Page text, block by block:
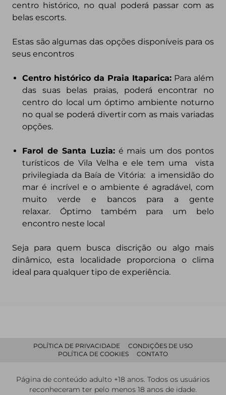
centro histórico, no qual poderá passar com as
belas escorts.
Estas são algumas das opções disponíveis para os
seus encontros
Centro histórico da Praia Itaparica: Para além
das suas belas praias, poderá encontrar no
centro do local um óptimo ambiente noturno
no qual se poderá divertir com as mais variadas
opções.
Farol de Santa Luzia:é mais um dos pontos
turísticos de Vila Velha e ele tem uma vista
privilegiada da Baía de Vitória: a imensidão do
mar é incrível e o ambiente é agradável, com
muito verde e bancos para a gente
relaxar. Óptimo também para um belo
encontro neste local
Seja para quem busca discrição ou algo mais
dinâmico,esta localidade proporciona o clima
ideal para qualquer tipo de experiência.
POLÍTICA DE PRIVACIDADE
CONDIÇÕES DE USO
POLÍTICA DE COOKIES
CONTATO
Página de conteúdo adulto +18 anos. Todos os usuários
reconheceram ter pelo menos 18 anos de idade.